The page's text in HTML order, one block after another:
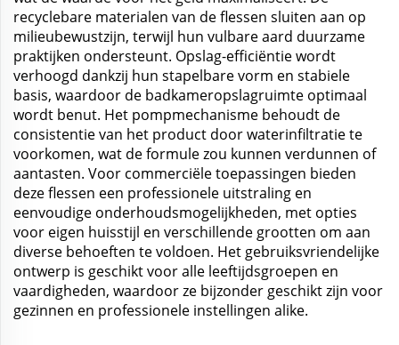
recyclebare materialen van de flessen sluiten aan op
milieubewustzijn, terwijl hun vulbare aard duurzame
praktijken ondersteunt. Opslag-efficiëntie wordt
verhoogd dankzij hun stapelbare vorm en stabiele
basis, waardoor de badkameropslagruimte optimaal
wordt benut. Het pompmechanisme behoudt de
consistentie van het product door waterinfiltratie te
voorkomen, wat de formule zou kunnen verdunnen of
aantasten. Voor commerciële toepassingen bieden
deze flessen een professionele uitstraling en
eenvoudige onderhoudsmogelijkheden, met opties
voor eigen huisstijl en verschillende grootten om aan
diverse behoeften te voldoen. Het gebruiksvriendelijke
ontwerp is geschikt voor alle leeftijdsgroepen en
vaardigheden, waardoor ze bijzonder geschikt zijn voor
gezinnen en professionele instellingen alike.